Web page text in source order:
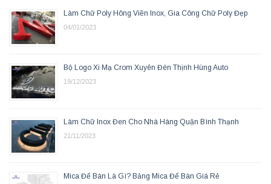
Làm Chữ Poly Hông Viền Inox, Gia Công Chữ Poly Đẹp
04/01/2023
Bộ Logo Xi Mạ Crom Xuyên Đèn Thịnh Hùng Auto
19/12/2023
Làm Chữ Inox Đen Cho Nhà Hàng Quận Bình Thạnh
21/11/2023
Mica Để Bàn Là Gì? Bảng Mica Để Bàn Giá Rẻ